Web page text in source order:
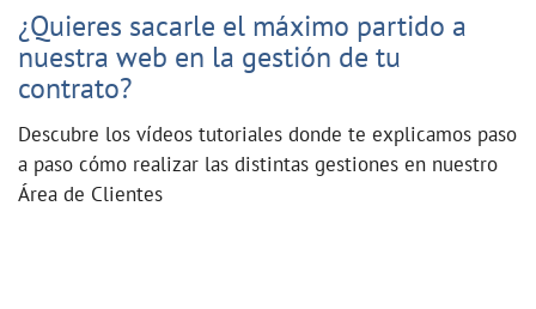
¿Quieres sacarle el máximo partido a
nuestra web en la gestión de tu
contrato?
Descubre los vídeos tutoriales donde te explicamos paso
a paso cómo realizar las distintas gestiones en nuestro
Área de Clientes